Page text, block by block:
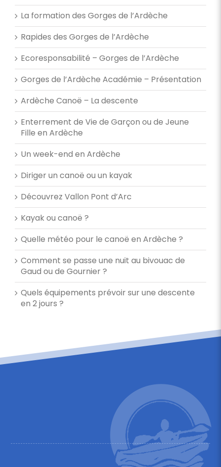
La formation des Gorges de l’Ardèche
Rapides des Gorges de l’Ardèche
Ecoresponsabilité – Gorges de l’Ardèche
Gorges de l’Ardèche Académie – Présentation
Ardèche Canoë – La descente
Enterrement de Vie de Garçon ou de Jeune
Fille en Ardèche
Un week-end en Ardèche
Diriger un canoë ou un kayak
Découvrez Vallon Pont d’Arc
Kayak ou canoë ?
Quelle météo pour le canoë en Ardèche ?
Comment se passe une nuit au bivouac de
Gaud ou de Gournier ?
Quels équipements prévoir sur une descente
en 2 jours ?